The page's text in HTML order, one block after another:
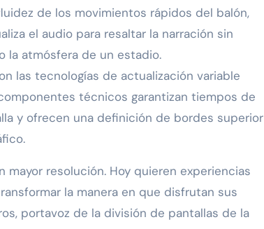
de los movimientos rápidos del balón,
el audio para resaltar la narración sin
la atmósfera de un estadio.
las tecnologías de actualización variable
técnicos garantizan tiempos de
y ofrecen una definición de bordes superior
resolución. Hoy quieren experiencias
la manera en que disfrutan sus
portavoz de la división de pantallas de la